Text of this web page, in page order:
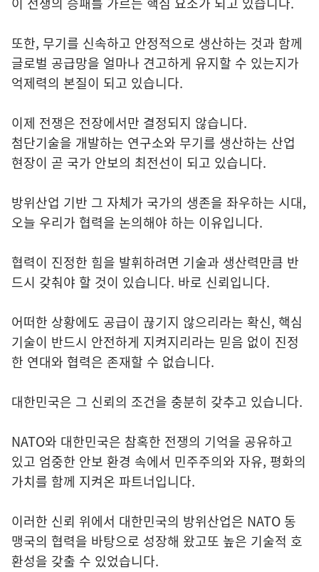
또한, 무기를 신속하고 안정적으로 생산하는 것과 함께
글로벌 공급망을 얼마나 견고하게 유지할 수 있는지가
억제력의 본질이 되고 있습니다.
이제 전쟁은 전장에서만 결정되지 않습니다.
첨단기술을 개발하는 연구소와 무기를 생산하는 산업
현장이 곧 국가 안보의 최전선이 되고 있습니다.
방위산업 기반 그 자체가 국가의 생존을 좌우하는 시대,
오늘 우리가 협력을 논의해야 하는 이유입니다.
협력이 진정한 힘을 발휘하려면 기술과 생산력만큼 반
드시 갖춰야 할 것이 있습니다. 바로 신뢰입니다.
어떠한 상황에도 공급이 끊기지 않으리라는 확신, 핵심
기술이 반드시 안전하게 지켜지리라는 믿음 없이 진정
한 연대와 협력은 존재할 수 없습니다.
대한민국은 그 신뢰의 조건을 충분히 갖추고 있습니다.
NATO와 대한민국은 참혹한 전쟁의 기억을 공유하고
있고 엄중한 안보 환경 속에서 민주주의와 자유, 평화의
가치를 함께 지켜온 파트너입니다.
이러한 신뢰 위에서 대한민국의 방위산업은 NATO 동
맹국의 협력을 바탕으로 성장해 왔고또 높은 기술적 호
환성을 갖출 수 있었습니다.